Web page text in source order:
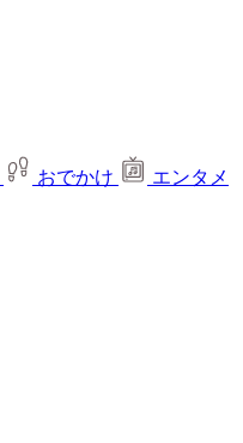
おでかけ
エンタメ